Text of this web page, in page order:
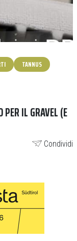
TANNUS
IL GRAVEL (E
Condividi